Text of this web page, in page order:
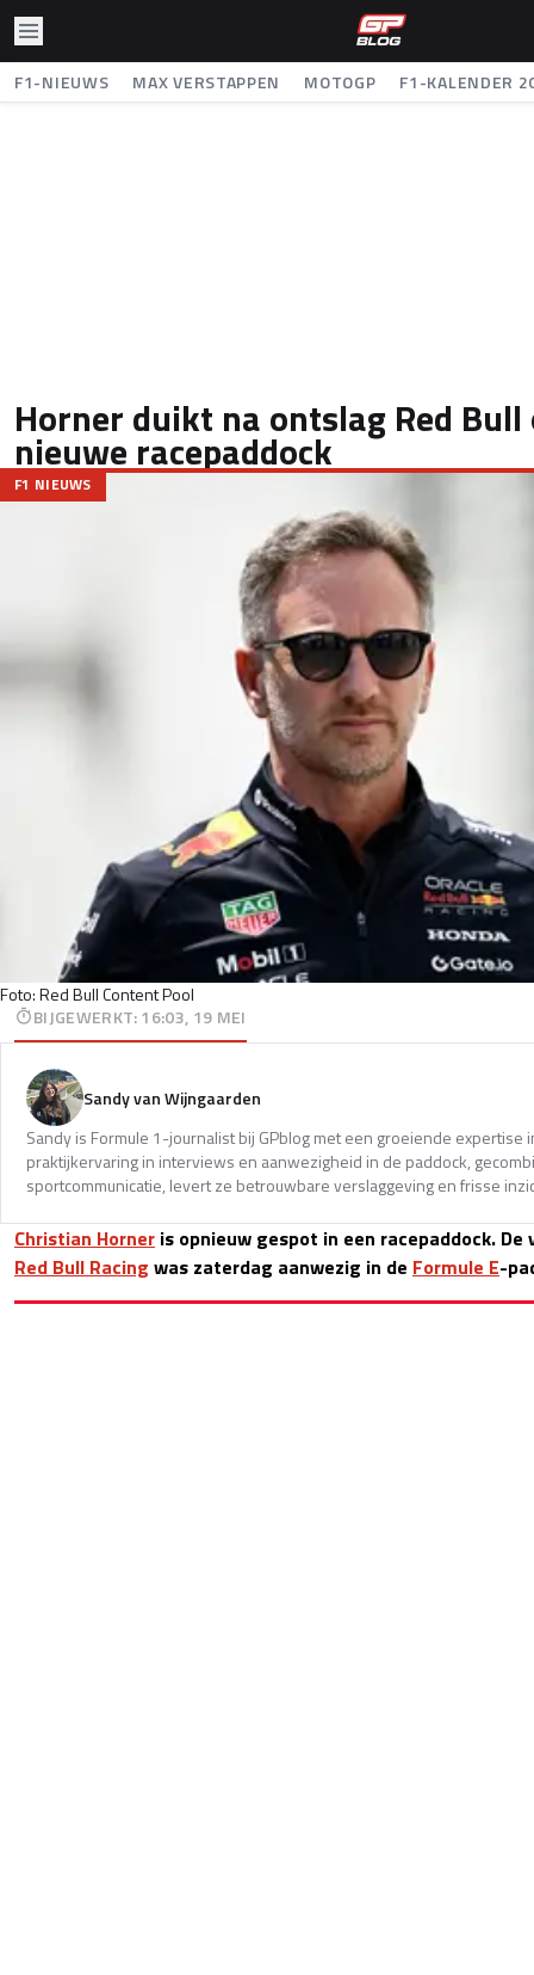
F1-NIEUWS MAX VERSTAPPEN MOTOGP F1-KALENDER
Horner duikt na ontslag Red
nieuwe racepaddock
Foto: Red Bull Content Pool
F1 NIEUWS
BIJGEWERKT:16:03, 19 MEI
Sandy van Wijngaarden
Sandy is Formule 1-journalist bij GPblog met een groeiende expertise
praktijkervaring in interviews en aanwezigheid in de paddock,
sportcommunicatie, levert ze betrouwbare verslaggeving en frisse
Christian Horner is opnieuw gespot in een racepaddock.
Red Bull Racing was zaterdag aanwezig in de Formule E-